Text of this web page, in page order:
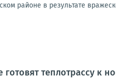
районе в результате
теплотрассу к